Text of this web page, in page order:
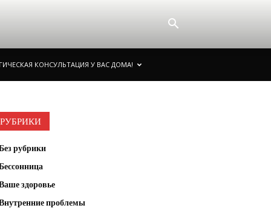
КОНСУЛЬТАЦИЯ У ВАС ДОМА!
РУБРИКИ
рубрики
здоровье
проблемы